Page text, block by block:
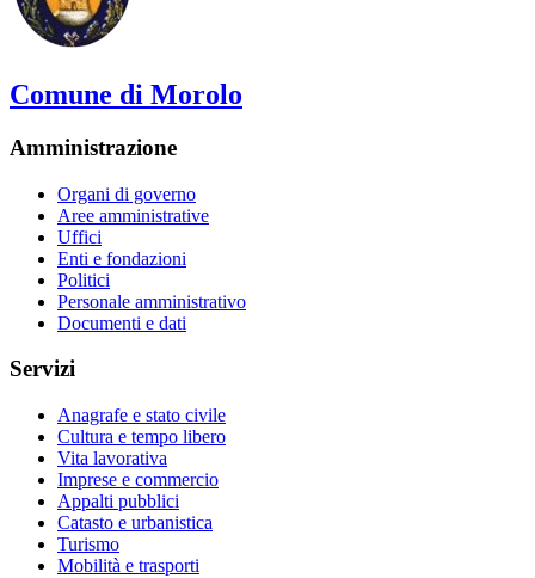
Comune di Morolo
Amministrazione
Organi di governo
Aree amministrative
Uffici
Enti e fondazioni
Politici
Personale amministrativo
Documenti e dati
Servizi
Anagrafe e stato civile
Cultura e tempo libero
Vita lavorativa
Imprese e commercio
Appalti pubblici
Catasto e urbanistica
Turismo
Mobilità e trasporti